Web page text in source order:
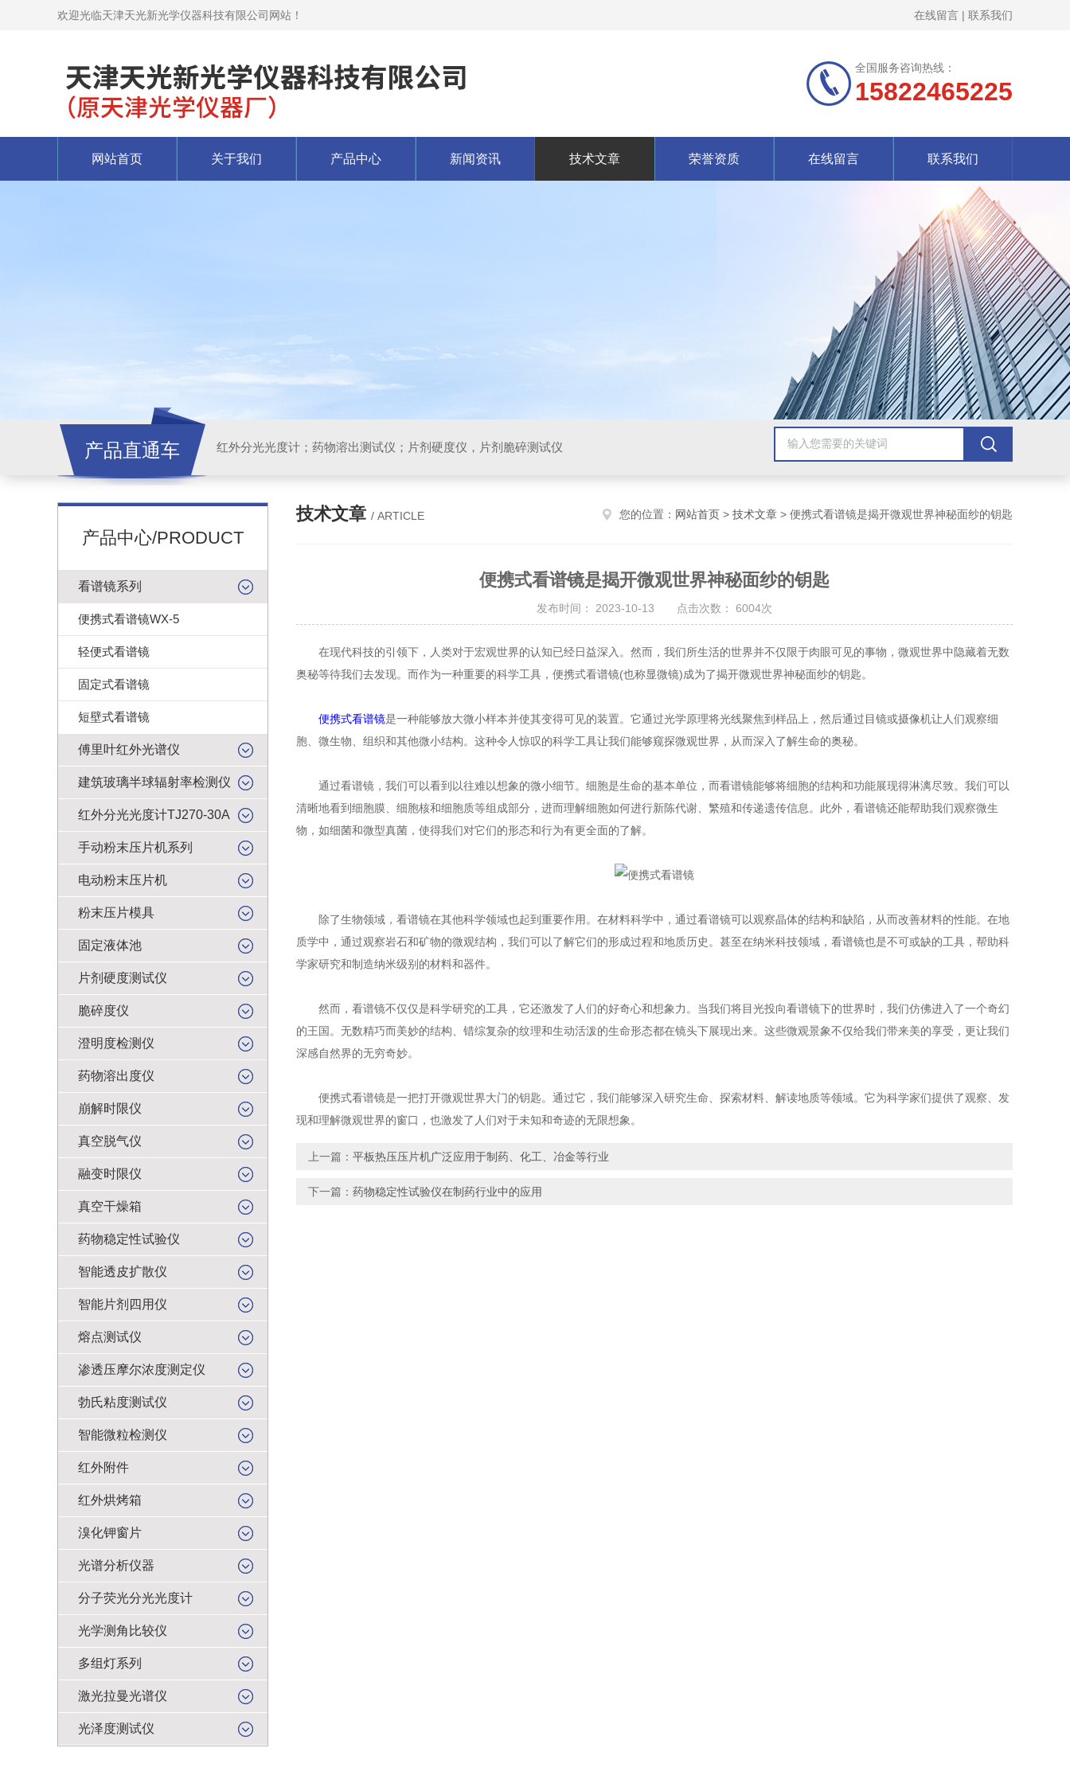
欢迎光临天津天光新光学仪器科技有限公司网站！ 在线留言 | 联系我们
全国服务咨询热线：
15822465225
网站首页 关于我们 产品中心 新闻资讯 技术文章 荣誉资质 在线留言 联系我们
产品直通车 红外分光光度计；药物溶出测试仪；片剂硬度仪，片剂脆碎测试仪
产品中心/PRODUCT
看谱镜系列
便携式看谱镜WX-5
轻便式看谱镜
固定式看谱镜
短壁式看谱镜
傅里叶红外光谱仪
建筑玻璃半球辐射率检测仪
红外分光光度计TJ270-30A
手动粉末压片机系列
电动粉末压片机
粉末压片模具
固定液体池
片剂硬度测试仪
脆碎度仪
澄明度检测仪
药物溶出度仪
崩解时限仪
真空脱气仪
融变时限仪
真空干燥箱
药物稳定性试验仪
智能透皮扩散仪
智能片剂四用仪
熔点测试仪
渗透压摩尔浓度测定仪
勃氏粘度测试仪
智能微粒检测仪
红外附件
红外烘烤箱
溴化钾窗片
光谱分析仪器
分子荧光分光光度计
光学测角比较仪
多组灯系列
激光拉曼光谱仪
光泽度测试仪
技术文章 / ARTICLE 您的位置： 网站首页 > 技术文章 > 便携式看谱镜是揭开微观世界神秘面纱的钥匙
便携式看谱镜是揭开微观世界神秘面纱的钥匙
发布时间： 2023-10-13 点击次数： 6004次
在现代科技的引领下，人类对于宏观世界的认知已经日益深入。然而，我们所生活的世界并不仅限于肉眼可见的事物，微观世界中隐藏着无数
奥秘等待我们去发现。而作为一种重要的科学工具，便携式看谱镜(也称显微镜)成为了揭开微观世界神秘面纱的钥匙。
便携式看谱镜是一种能够放大微小样本并使其变得可见的装置。它通过光学原理将光线聚焦到样品上，然后通过目镜或摄像机让人们观察细
胞、微生物、组织和其他微小结构。这种令人惊叹的科学工具让我们能够窥探微观世界，从而深入了解生命的奥秘。
通过看谱镜，我们可以看到以往难以想象的微小细节。细胞是生命的基本单位，而看谱镜能够将细胞的结构和功能展现得淋漓尽致。我们可以
清晰地看到细胞膜、细胞核和细胞质等组成部分，进而理解细胞如何进行新陈代谢、繁殖和传递遗传信息。此外，看谱镜还能帮助我们观察微生
物，如细菌和微型真菌，使得我们对它们的形态和行为有更全面的了解。
除了生物领域，看谱镜在其他科学领域也起到重要作用。在材料科学中，通过看谱镜可以观察晶体的结构和缺陷，从而改善材料的性能。在地
质学中，通过观察岩石和矿物的微观结构，我们可以了解它们的形成过程和地质历史。甚至在纳米科技领域，看谱镜也是不可或缺的工具，帮助科
学家研究和制造纳米级别的材料和器件。
然而，看谱镜不仅仅是科学研究的工具，它还激发了人们的好奇心和想象力。当我们将目光投向看谱镜下的世界时，我们仿佛进入了一个奇幻
的王国。无数精巧而美妙的结构、错综复杂的纹理和生动活泼的生命形态都在镜头下展现出来。这些微观景象不仅给我们带来美的享受，更让我们
深感自然界的无穷奇妙。
便携式看谱镜是一把打开微观世界大门的钥匙。通过它，我们能够深入研究生命、探索材料、解读地质等领域。它为科学家们提供了观察、发
现和理解微观世界的窗口，也激发了人们对于未知和奇迹的无限想象。
上一篇： 平板热压压片机广泛应用于制药、化工、冶金等行业
下一篇： 药物稳定性试验仪在制药行业中的应用